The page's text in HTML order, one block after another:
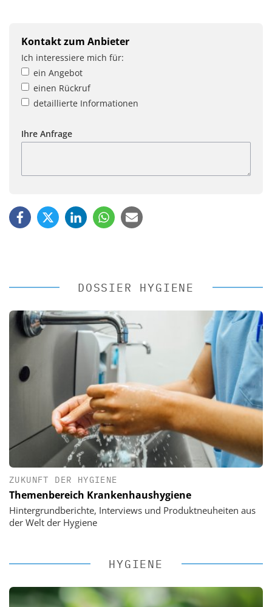
Kontakt zum Anbieter
Ich interessiere mich für:
ein Angebot
einen Rückruf
detaillierte Informationen
Ihre Anfrage
DOSSIER HYGIENE
ZUKUNFT DER HYGIENE
Themenbereich Krankenhaushygiene
Hintergrundberichte, Interviews und Produktneuheiten aus
der Welt der Hygiene
HYGIENE